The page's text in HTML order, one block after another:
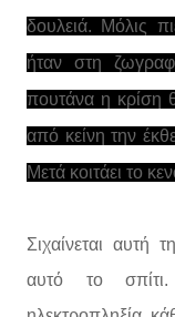
δουλειά. Μόλις
ήταν στη
πουτάνα η κρίση
από κείνη την
Μετά κοιτάει το
Σιχαίνεται αυτή
αυτό το σπίτι.